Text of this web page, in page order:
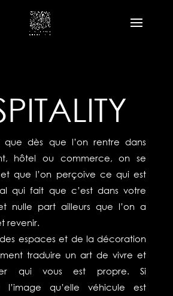
que dès que l’on rentre dans
hôtel ou commerce, on se
que l’on perçoive ce qui est
qui fait que c’est dans votre
nulle part ailleurs que l’on a
revenir.
espaces et de la décoration
traduire un art de vivre et
qui vous est propre.Si
l’image qu’elle véhicule est